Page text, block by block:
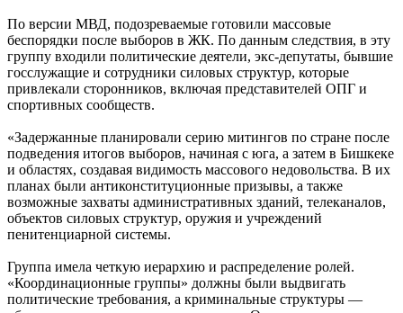
По версии МВД, подозреваемые готовили массовые
беспорядки после выборов в ЖК. По данным следствия, в эту
группу входили политические деятели, экс-депутаты, бывшие
госслужащие и сотрудники силовых структур, которые
привлекали сторонников, включая представителей ОПГ и
спортивных сообществ.
«Задержанные планировали серию митингов по стране после
подведения итогов выборов, начиная с юга, а затем в Бишкеке
и областях, создавая видимость массового недовольства. В их
планах были антиконституционные призывы, а также
возможные захваты административных зданий, телеканалов,
объектов силовых структур, оружия и учреждений
пенитенциарной системы.
Группа имела четкую иерархию и распределение ролей.
«Координационные группы» должны были выдвигать
политические требования, а криминальные структуры —